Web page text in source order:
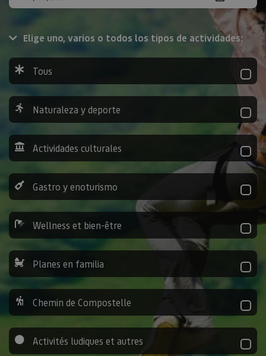
Elige uno, varios o todos los tipos de actividades:
Tous
Naturaleza y deporte
Actividades culturales
Gastro y enoturismo
Wellness et bien-être
Planes en familia
Chemin de Compostelle
Activités ludiques et autres